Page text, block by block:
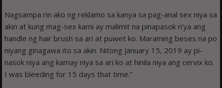
Nagsampa rin ako ng reklamo sa kanya sa pag-anal sex niya sa
akin at kung mag-sex kami ay malimit na pinapasok n’ya ang
handle ng hair brush sa ari at puwet ko. Maraming beses na po
niyang ginagawa ito sa akin. Nitong January 15, 2019 ay pi-
nasok niya ang kamay niya sa ari ko at hinila niya ang cervix ko.
I was bleeding for 15 days that time.”